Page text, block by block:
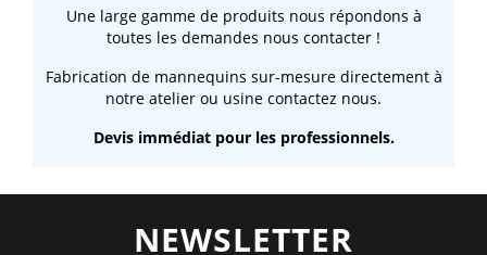
Une large gamme de produits nous répondons à
toutes les demandes nous contacter !
Fabrication de mannequins sur-mesure directement à
notre atelier ou usine contactez nous.
Devis immédiat pour les professionnels.
NEWSLETTER